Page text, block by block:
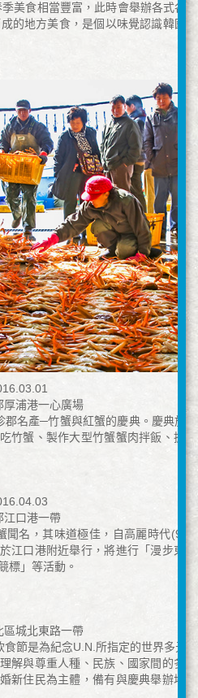
美食相當豐富，此時會舉辦各式各
的地方美食，是個以味覺認識韓國
厚浦港一心廣場
郡名產─竹蟹與紅蟹的慶典。慶典於
竹蟹、製作大型竹蟹蟹肉拌飯、抓
江口港一帶
聞名，其味道極佳，自高麗時代
江口港附近舉行，將進行「漫步東
標」等活動。
區城北東路一帶
食節是為紀念U.N.所指定的世界多元
解與尊重人種、民族、國家間的多
新住民為主體，備有與慶典舉辦地